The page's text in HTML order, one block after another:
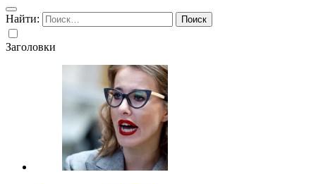
Найти:
Заголовки